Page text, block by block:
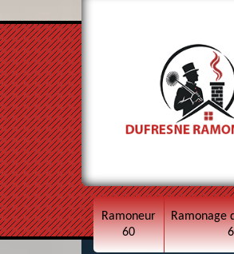
Ramoneur
60
Ramonage